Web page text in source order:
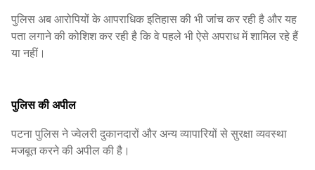
पुलिस अब आरोपियों के आपराधिक इतिहास की भी जांच कर रही है और यह
पता लगाने की कोशिश कर रही है कि वे पहले भी ऐसे अपराध में शामिल रहे हैं
या नहीं।
पुलिस की अपील
पटना पुलिस ने ज्वेलरी दुकानदारों और अन्य व्यापारियों से सुरक्षा व्यवस्था
मजबूत करने की अपील की है।